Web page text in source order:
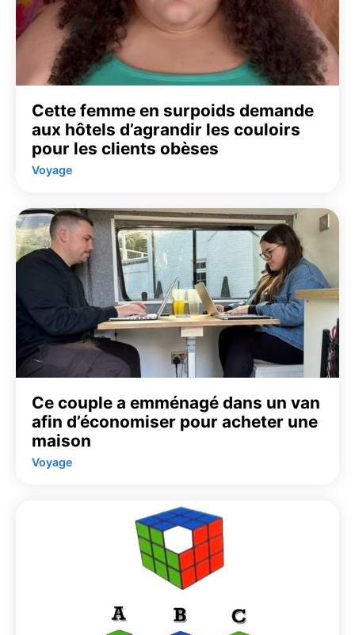
Cette femme en surpoids demande
aux hôtels d’agrandir les couloirs
pour les clients obèses
Voyage
Ce couple a emménagé dans un van
afin d’économiser pour acheter une
maison
Voyage